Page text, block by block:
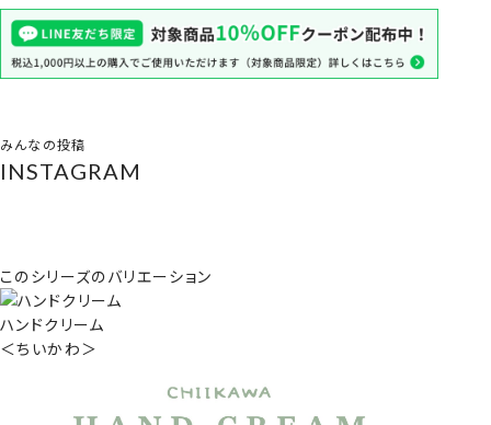
みんなの投稿
INSTAGRAM
このシリーズのバリエーション
ハンドクリーム
＜ちいかわ＞